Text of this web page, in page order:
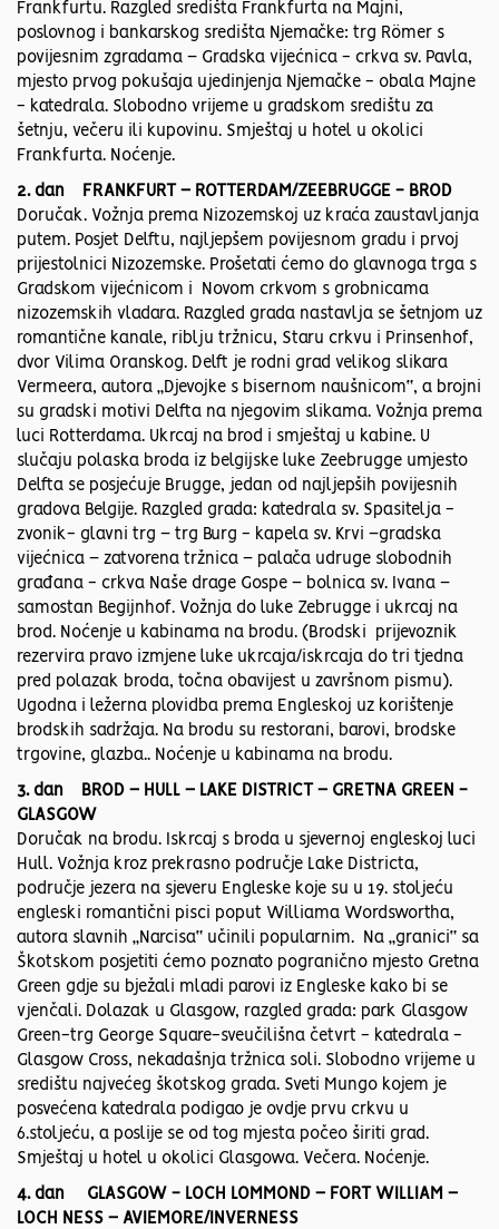
Frankfurtu. Razgled središta Frankfurta na Majni,
poslovnog i bankarskog središta Njemačke: trg Römer s
povijesnim zgradama – Gradska vijećnica - crkva sv. Pavla,
mjesto prvog pokušaja ujedinjenja Njemačke - obala Majne
- katedrala. Slobodno vrijeme u gradskom središtu za
šetnju, večeru ili kupovinu. Smještaj u hotel u okolici
Frankfurta. Noćenje.
2. dan FRANKFURT – ROTTERDAM/ZEEBRUGGE - BROD
Doručak. Vožnja prema Nizozemskoj uz kraća zaustavljanja
putem. Posjet Delftu, najljepšem povijesnom gradu i prvoj
prijestolnici Nizozemske. Prošetati ćemo do glavnoga trga s
Gradskom vijećnicom i Novom crkvom s grobnicama
nizozemskih vladara. Razgled grada nastavlja se šetnjom uz
romantične kanale, riblju tržnicu, Staru crkvu i Prinsenhof,
dvor Vilima Oranskog. Delft je rodni grad velikog slikara
Vermeera, autora „Djevojke s bisernom naušnicom“, a brojni
su gradski motivi Delfta na njegovim slikama. Vožnja prema
luci Rotterdama. Ukrcaj na brod i smještaj u kabine. U
slučaju polaska broda iz belgijske luke Zeebrugge umjesto
Delfta se posjećuje Brugge, jedan od najljepših povijesnih
gradova Belgije. Razgled grada: katedrala sv. Spasitelja -
zvonik- glavni trg – trg Burg - kapela sv. Krvi –gradska
vijećnica – zatvorena tržnica – palača udruge slobodnih
građana - crkva Naše drage Gospe – bolnica sv. Ivana –
samostan Begijnhof. Vožnja do luke Zebrugge i ukrcaj na
brod. Noćenje u kabinama na brodu. (Brodski prijevoznik
rezervira pravo izmjene luke ukrcaja/iskrcaja do tri tjedna
pred polazak broda, točna obavijest u završnom pismu).
Ugodna i ležerna plovidba prema Engleskoj uz korištenje
brodskih sadržaja. Na brodu su restorani, barovi, brodske
trgovine, glazba.. Noćenje u kabinama na brodu.
3. dan BROD – HULL – LAKE DISTRICT – GRETNA GREEN -
GLASGOW
Doručak na brodu. Iskrcaj s broda u sjevernoj engleskoj luci
Hull. Vožnja kroz prekrasno područje Lake Districta,
područje jezera na sjeveru Engleske koje su u 19. stoljeću
engleski romantični pisci poput Williama Wordswortha,
autora slavnih „Narcisa“ učinili popularnim. Na „granici“ sa
Škotskom posjetiti ćemo poznato pogranično mjesto Gretna
Green gdje su bježali mladi parovi iz Engleske kako bi se
vjenčali. Dolazak u Glasgow, razgled grada: park Glasgow
Green-trg George Square-sveučilišna četvrt - katedrala -
Glasgow Cross, nekadašnja tržnica soli. Slobodno vrijeme u
središtu najvećeg škotskog grada. Sveti Mungo kojem je
posvećena katedrala podigao je ovdje prvu crkvu u
6.stoljeću, a poslije se od tog mjesta počeo širiti grad.
Smještaj u hotel u okolici Glasgowa. Večera. Noćenje.
4. dan GLASGOW - LOCH LOMMOND – FORT WILLIAM –
LOCH NESS – AVIEMORE/INVERNESS